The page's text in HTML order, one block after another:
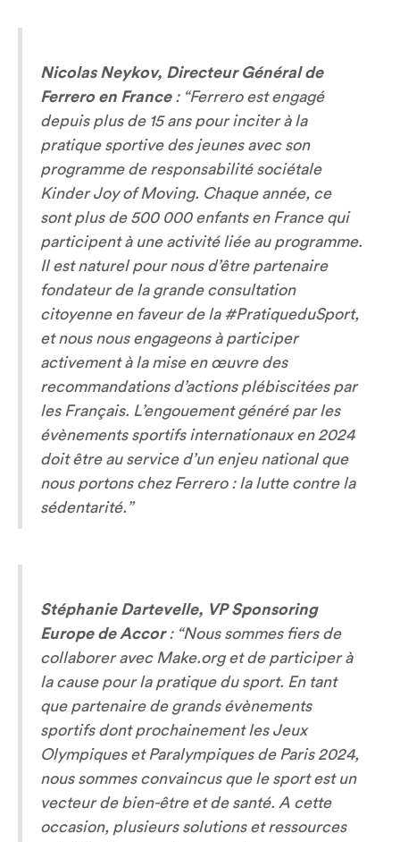
Nicolas Neykov, Directeur Général de
Ferrero en France: “Ferrero est engagé
depuis plus de 15 ans pour inciter à la
pratique sportive des jeunes avec son
programme de responsabilité sociétale
Kinder Joy of Moving. Chaque année, ce
sont plus de 500 000 enfants en France qui
participent à une activité liée au programme.
Il est naturel pour nous d’être partenaire
fondateur de la grande consultation
citoyenne en faveur de la #PratiqueduSport,
et nous nous engageons à participer
activement à la mise en œuvre des
recommandations d’actions plébiscitées par
les Français. L’engouement généré par les
évènements sportifs internationaux en 2024
doit être au service d’un enjeu national que
nous portons chez Ferrero : la lutte contre la
sédentarité.”
Stéphanie Dartevelle, VP Sponsoring
Europe de Accor: “Nous sommes fiers de
collaborer avec Make.org et de participer à
la cause pour la pratique du sport. En tant
que partenaire de grands évènements
sportifs dont prochainement les Jeux
Olympiques et Paralympiques de Paris 2024,
nous sommes convaincus que le sport est un
vecteur de bien-être et de santé. A cette
occasion, plusieurs solutions et ressources